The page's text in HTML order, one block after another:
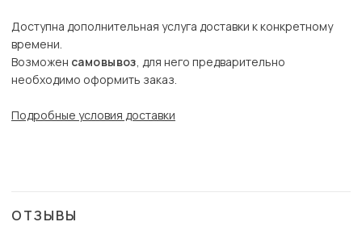
Доступна дополнительная услуга доставки к конкретному
времени.
Возможен самовывоз, для него предварительно
необходимо оформить заказ.
Подробные условия доставки
ОТЗЫВЫ